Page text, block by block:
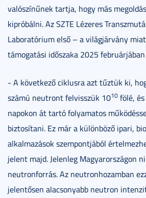
valószínűnek tartja, hogy más
kipróbálni. Az SZTE Lézeres
Laboratórium első – a világjárvány
támogatási időszaka 2025
- A következő ciklusra azt tűztük ki,
számú neutront felvisszük 1010 fölé,
napokon át tartó folyamatos
biztosítani. Ez már a különböző ipari,
alkalmazások szempontjából
jelent majd. Jelenleg Magyarországon
neutronforrás. Az neutronhozamban
jelentősen alacsonyabb neutron